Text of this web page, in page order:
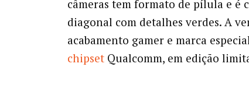
câmeras tem formato de pílula e é
diagonal com detalhes verdes. A
acabamento gamer e marca
chipsetQualcomm, em edição